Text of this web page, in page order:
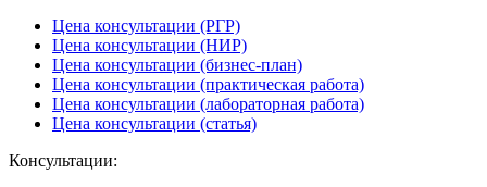
Цена консультации (РГР)
Цена консультации (НИР)
Цена консультации (бизнес-план)
Цена консультации (практическая работа)
Цена консультации (лабораторная работа)
Цена консультации (статья)
Консультации: